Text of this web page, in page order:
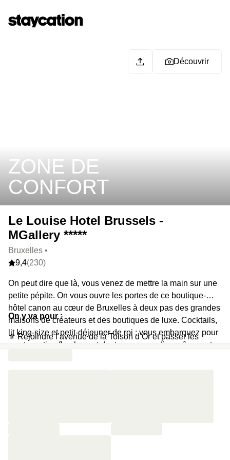
ZONE DE
CONFORT
Découvrir
Le Louise Hotel Brussels -
MGallery *****
Bruxelles •
9,4(230)
On peut dire que là, vous venez de mettre la main sur une
petite pépite. On vous ouvre les portes de ce boutique-
hôtel canon au cœur de Bruxelles à deux pas des grandes
maisons de créateurs et des boutiques de luxe. Cocktails,
lit king-size et petit-déjeuner de roi : vous embarquez pour
un staycation flamboyant dont vous nous direz sûrement
On y va pour :
⚜️ Rejoindre l’avenue de la Toison d’Or et passer les